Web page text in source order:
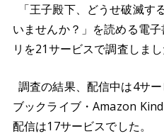
「王子殿下、どうせ破滅す
いませんか？」を読める電
リを21サービスで調査しま
調査の結果、配信中は4サ
ブックライブ・Amazon
配信は17サービスでした。